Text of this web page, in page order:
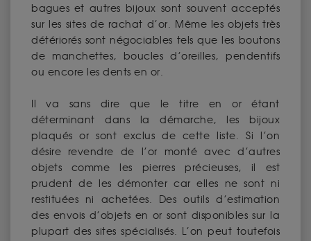
bagues et autres bijoux sont souvent acceptés
sur les sites de rachat d’or. Même les objets très
détériorés sont négociables tels que les boutons
de manchettes, boucles d’oreilles, pendentifs
ou encore les dents en or.
Il va sans dire que le titre en or étant
déterminant dans la démarche, les bijoux
plaqués or sont exclus de cette liste. Si l’on
désire revendre de l’or monté avec d’autres
objets comme les pierres précieuses, il est
prudent de les démonter car elles ne sont ni
restituées ni achetées. Des outils d’estimation
des envois d’objets en or sont disponibles sur la
plupart des sites spécialisés. L’on peut toutefois